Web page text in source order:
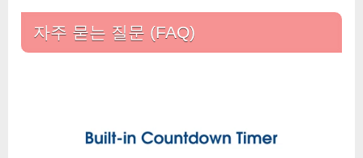
자주 묻는 질문 (FAQ)